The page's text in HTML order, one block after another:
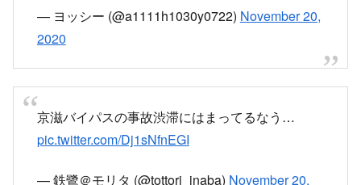
— ヨッシー (@a1111h1030y0722)
京滋バイパスの事故渋滞にはまってるなう…
pic.twitter.com/Dj1sNfnEGI